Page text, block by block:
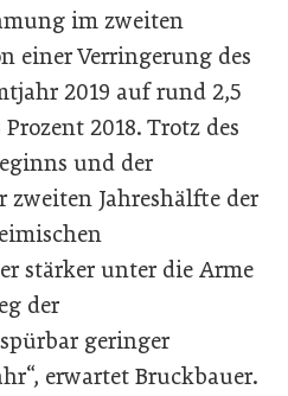
im zweiten
einer Verringerung des
2019 auf rund 2,5
2018. Trotz des
und der
zweiten Jahreshälfte der
stärker unter die Arme
der
geringer
erwartet Bruckbauer.